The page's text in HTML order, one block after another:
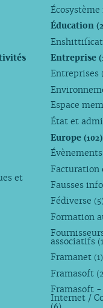
et
Éducation
Entreprise
Entreprises
Espace
État et
Europe(102)
Facturation
Fausses
Fédiverse (5)
Formation
associatifs
Framanet (1)
Framasoft
Framasoft
Internet /